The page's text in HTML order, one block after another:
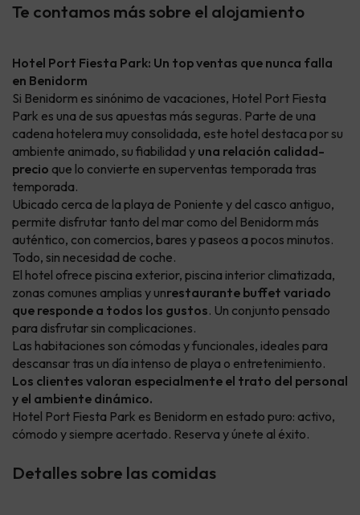
Te contamos más sobre el alojamiento
Hotel Port Fiesta Park: Un top ventas que nunca falla
en Benidorm
Si Benidorm es sinónimo de vacaciones, Hotel Port Fiesta
Park es una de sus apuestas más seguras. Parte de una
cadena hotelera muy consolidada, este hotel destaca por su
ambiente animado, su fiabilidad y una relación calidad-
precio que lo convierte en superventas temporada tras
temporada.
Ubicado cerca de la playa de Poniente y del casco antiguo,
permite disfrutar tanto del mar como del Benidorm más
auténtico, con comercios, bares y paseos a pocos minutos.
Todo, sin necesidad de coche.
El hotel ofrece piscina exterior, piscina interior climatizada,
zonas comunes amplias y unrestaurante buffet variado
que responde a todos los gustos. Un conjunto pensado
para disfrutar sin complicaciones.
Las habitaciones son cómodas y funcionales, ideales para
descansar tras un día intenso de playa o entretenimiento.
Los clientes valoran especialmente el trato del personal
y el ambiente dinámico.
Hotel Port Fiesta Park es Benidorm en estado puro: activo,
cómodo y siempre acertado. Reserva y únete al éxito.
Detalles sobre las comidas